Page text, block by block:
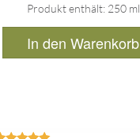
Produkt enthält: 250 ml
In den Warenkorb